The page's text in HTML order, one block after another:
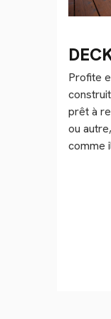
Profite
prêt à
ou
comme